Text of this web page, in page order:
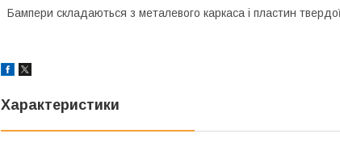
Бампери складаються з металевого каркаса і пластин твердої
Характеристики